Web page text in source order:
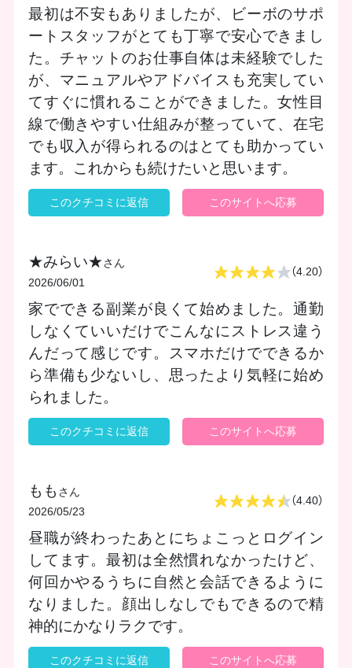
最初は不安もありましたが、ビーボのサポ
ートスタッフがとても丁寧で安心できまし
た。チャットのお仕事自体は未経験でした
が、マニュアルやアドバイスも充実してい
てすぐに慣れることができました。女性目
線で働きやすい仕組みが整っていて、在宅
でも収入が得られるのはとても助かってい
ます。これからも続けたいと思います。
このクチコミに返信 このサイトへ応募
★みらい★さん
2026/06/01
（4.20）
家でできる副業が良くて始めました。通勤
しなくていいだけでこんなにストレス違う
んだって感じです。スマホだけでできるか
ら準備も少ないし、思ったより気軽に始め
られました。
このクチコミに返信 このサイトへ応募
もも さん
2026/05/23
（4.40）
昼職が終わったあとにちょこっとログイン
してます。最初は全然慣れなかったけど、
何回かやるうちに自然と会話できるように
なりました。顔出しなしでもできるので精
神的にかなりラクです。
このクチコミに返信 このサイトへ応募